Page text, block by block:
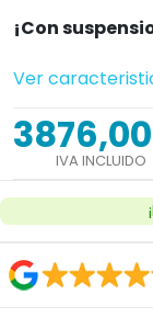
¡Con
Ver
IVA INCLUIDO